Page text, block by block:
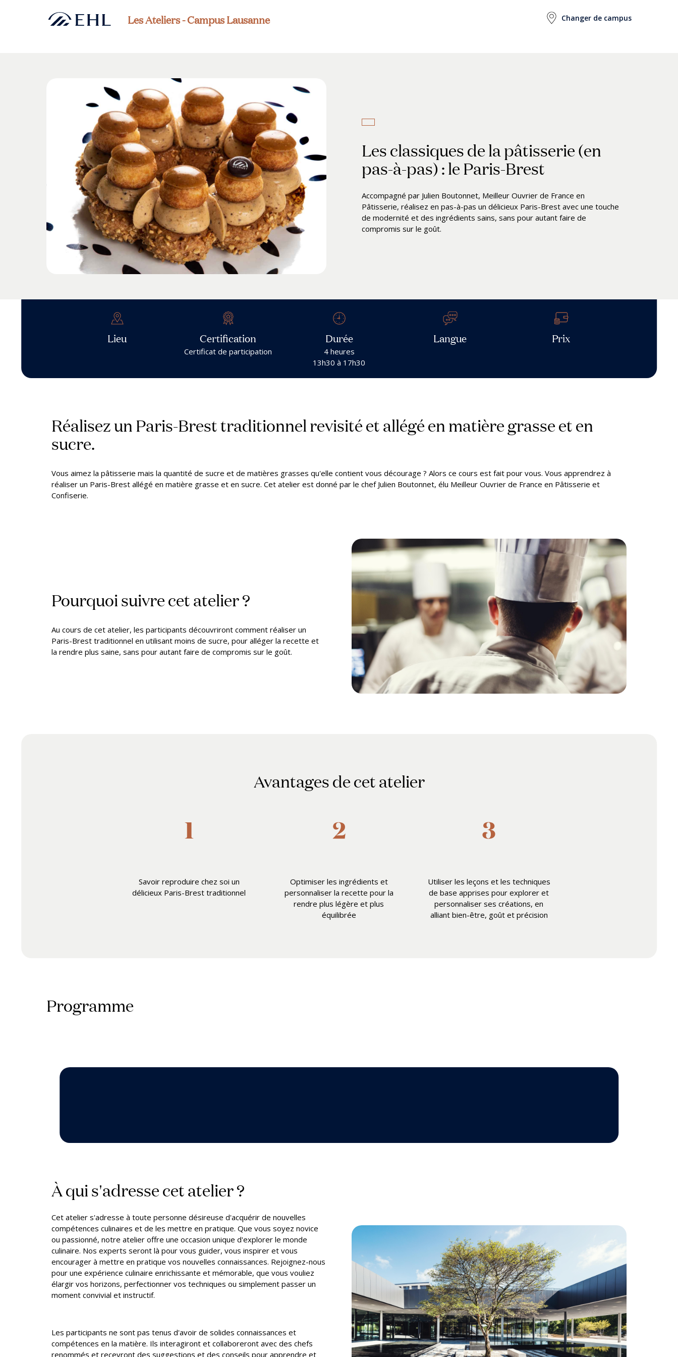
Les Ateliers - Campus Lausanne
Les classiques de la pâtisserie (en
pas-à-pas) : le Paris-Brest
Accompagné par Julien Boutonnet, Meilleur Ouvrier de France en
Pâtisserie, réalisez en pas-à-pas un délicieux Paris-Brest avec une touche
de modernité et des ingrédients sains, sans pour autant faire de
compromis sur le goût.
Lieu Certification
Certificat de participation
Durée
4 heures
13h30 à 17h30
Langue Prix
Réalisez un Paris-Brest traditionnel revisité et allégé en matière grasse et en
sucre.
Vous aimez la pâtisserie mais la quantité de sucre et de matières grasses qu'elle contient vous décourage ? Alors ce cours est fait pour vous. Vous apprendrez à
réaliser un Paris-Brest allégé en matière grasse et en sucre. Cet atelier est donné par le chef Julien Boutonnet, élu Meilleur Ouvrier de France en Pâtisserie et
Confiserie.
Pourquoi suivre cet atelier ?
Au cours de cet atelier, les participants découvriront comment réaliser un
Paris-Brest traditionnel en utilisant moins de sucre, pour alléger la recette et
la rendre plus saine, sans pour autant faire de compromis sur le goût.
Avantages de cet atelier
Savoir reproduire chez soi un
délicieux Paris-Brest traditionnel
Optimiser les ingrédients et
personnaliser la recette pour la
rendre plus légère et plus
équilibrée
Utiliser les leçons et les techniques
de base apprises pour explorer et
personnaliser ses créations, en
alliant bien-être, goût et précision
Programme
À qui s'adresse cet atelier ?
Cet atelier s'adresse à toute personne désireuse d'acquérir de nouvelles
compétences culinaires et de les mettre en pratique. Que vous soyez novice
ou passionné, notre atelier offre une occasion unique d'explorer le monde
culinaire. Nos experts seront là pour vous guider, vous inspirer et vous
encourager à mettre en pratique vos nouvelles connaissances. Rejoignez-nous
pour une expérience culinaire enrichissante et mémorable, que vous vouliez
élargir vos horizons, perfectionner vos techniques ou simplement passer un
moment convivial et instructif.
Les participants ne sont pas tenus d'avoir de solides connaissances et
compétences en la matière. Ils interagiront et collaboreront avec des chefs
renommés et recevront des suggestions et des conseils pour apprendre et